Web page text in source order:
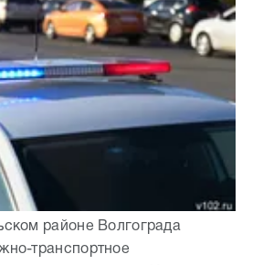
районе Волгограда
транспортное